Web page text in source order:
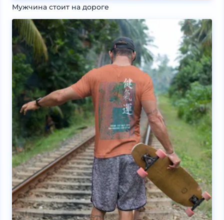
Мужчина стоит на дороге